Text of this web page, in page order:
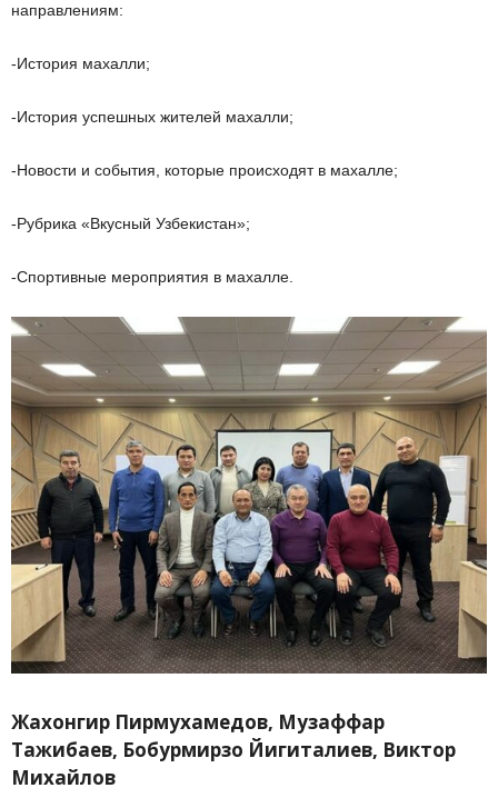
направлениям:
-История махалли;
-История успешных жителей махалли;
-Новости и события, которые происходят в махалле;
-Рубрика «Вкусный Узбекистан»;
-Спортивные мероприятия в махалле.
Жахонгир Пирмухамедов, Музаффар
Тажибаев, Бобурмирзо Йигиталиев, Виктор
Михайлов